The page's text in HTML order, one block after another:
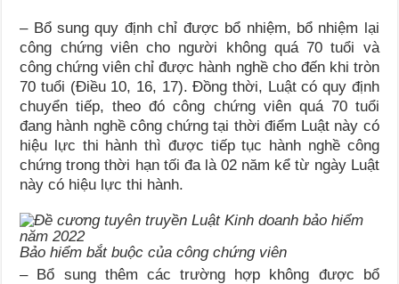
– Bổ sung quy định chỉ được bổ nhiệm, bổ nhiệm lại
công chứng viên cho người không quá 70 tuổi và
công chứng viên chỉ được hành nghề cho đến khi tròn
70 tuổi (Điều 10, 16, 17). Đồng thời, Luật có quy định
chuyển tiếp, theo đó công chứng viên quá 70 tuổi
đang hành nghề công chứng tại thời điểm Luật này có
hiệu lực thi hành thì được tiếp tục hành nghề công
chứng trong thời hạn tối đa là 02 năm kể từ ngày Luật
này có hiệu lực thi hành.
Bảo hiểm bắt buộc của công chứng viên
– Bổ sung thêm các trường hợp không được bổ